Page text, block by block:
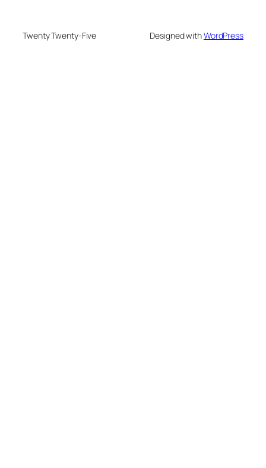
Twenty Twenty-Five Designed withWordPress